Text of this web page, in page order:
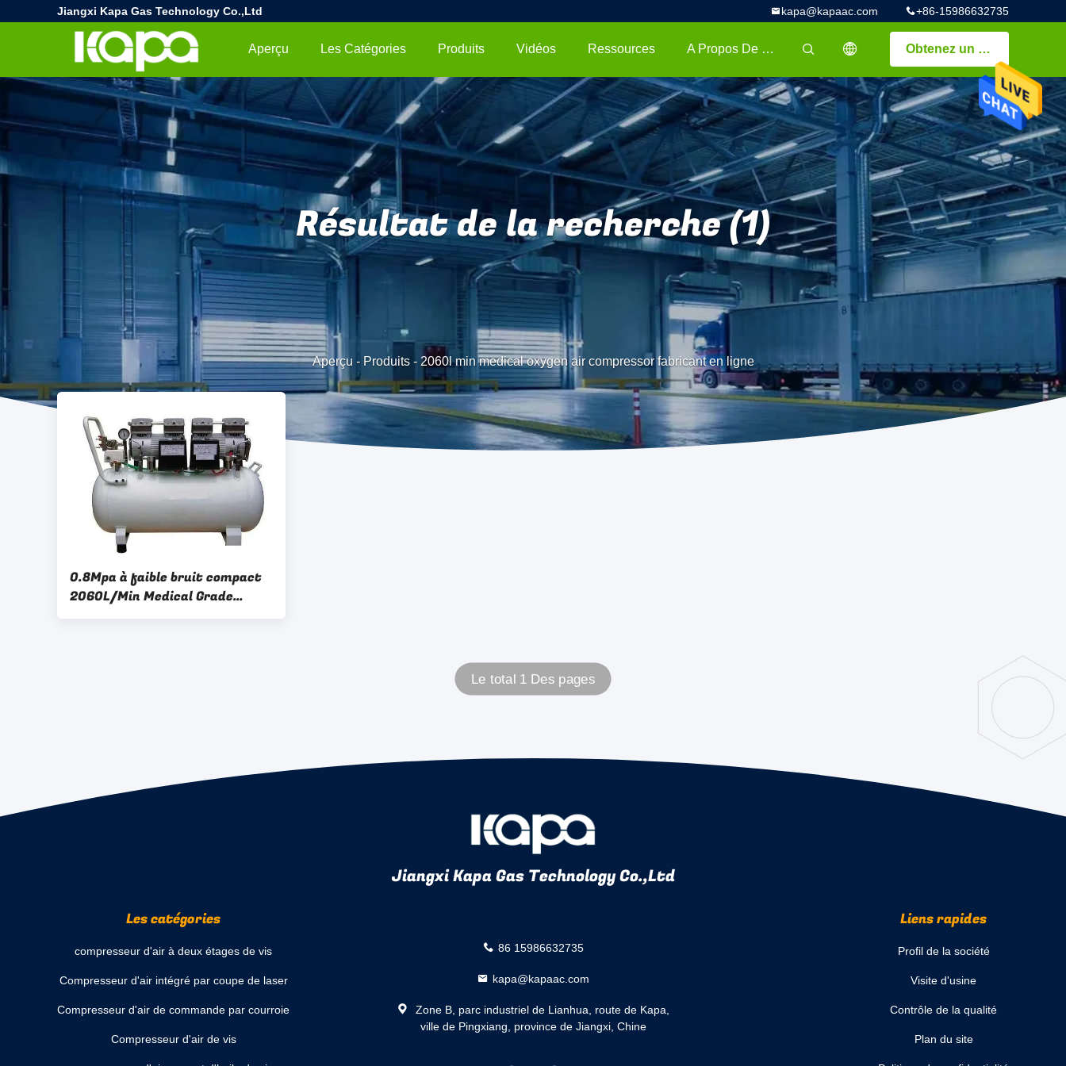
Jiangxi Kapa Gas Technology Co.,Ltd +86-15986632735
kapa@kapaac.com
Obtenez un devis
描述
Aperçu Les Catégories Produits Vidéos Ressources A Propos De Nous
Résultat de la recherche (1)
Aperçu - Produits- 2060l min medical oxygen air compressor fabricant en ligne
0.8Mpa à faible bruit compact
2060L/Min Medical Grade
Compressor
Le total 1 Des pages
Jiangxi Kapa Gas Technology Co.,Ltd
Les catégories
compresseur d'air à deux étages de vis
Compresseur d'air intégré par coupe de laser
Compresseur d'air de commande par courroie
Compresseur d'air de vis
86 15986632735
kapa@kapaac.com
Zone B, parc industriel de Lianhua, route de Kapa,
ville de Pingxiang, province de Jiangxi, Chine
Liens rapides
Profil de la société
Visite d'usine
Contrôle de la qualité
Plan du site